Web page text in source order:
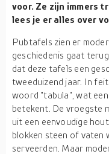
voor. Ze zijn immers
lees je er alles over
Pubtafels zien er
geschiedenis gaat
dat deze tafels een
tweeduizend jaar. In
woord "tabula", wat
betekent. De vroegste
uit een eenvoudige
blokken steen of vaten
serveerden. Maar